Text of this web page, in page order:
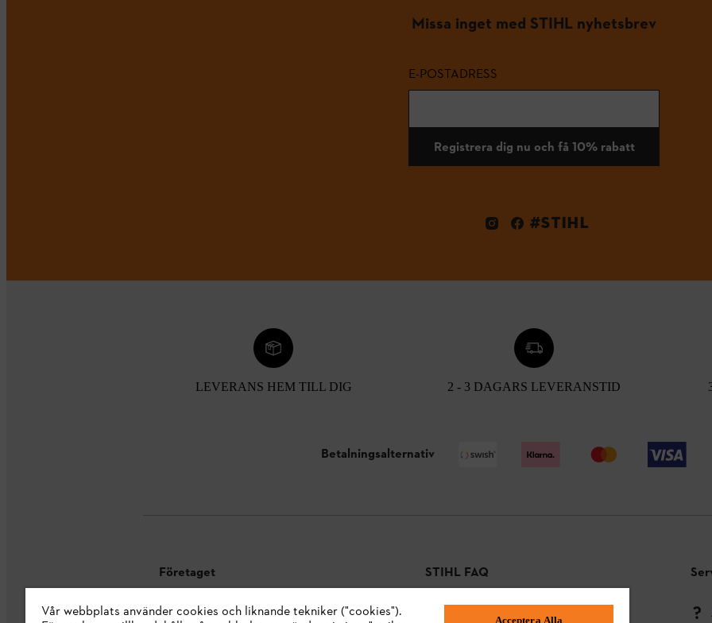
Missa inget med STIHL nyhetsbrev
E-POSTADRESS
Registrera dig nu och få 10% rabatt
#STIHL
LEVERANS HEM TILL DIG 2 - 3 DAGARS LEVERANSTID
Betalningsalternativ
Företaget
Om oss
STIHL FAQ
Vår webbplats använder cookies och liknande tekniker ("cookies").
Acceptera Alla